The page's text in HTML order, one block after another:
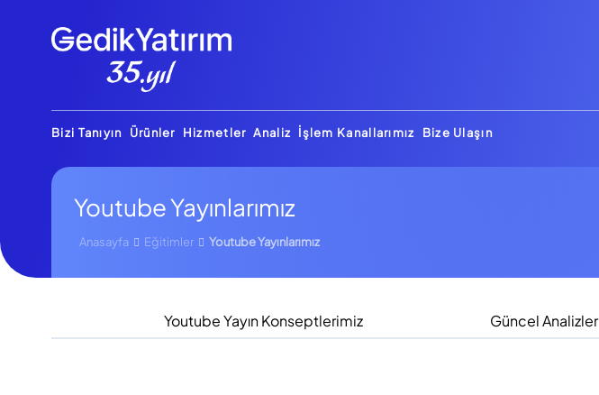
Bizi Tanıyın Ürünler Hizmetler Analiz İşlem Kanallarımız Bize Ulaşın
Youtube Yayınlarımız
Anasayfa Eğitimler Youtube Yayınlarımız
Youtube Yayın Konseptlerimiz Güncel Analizler